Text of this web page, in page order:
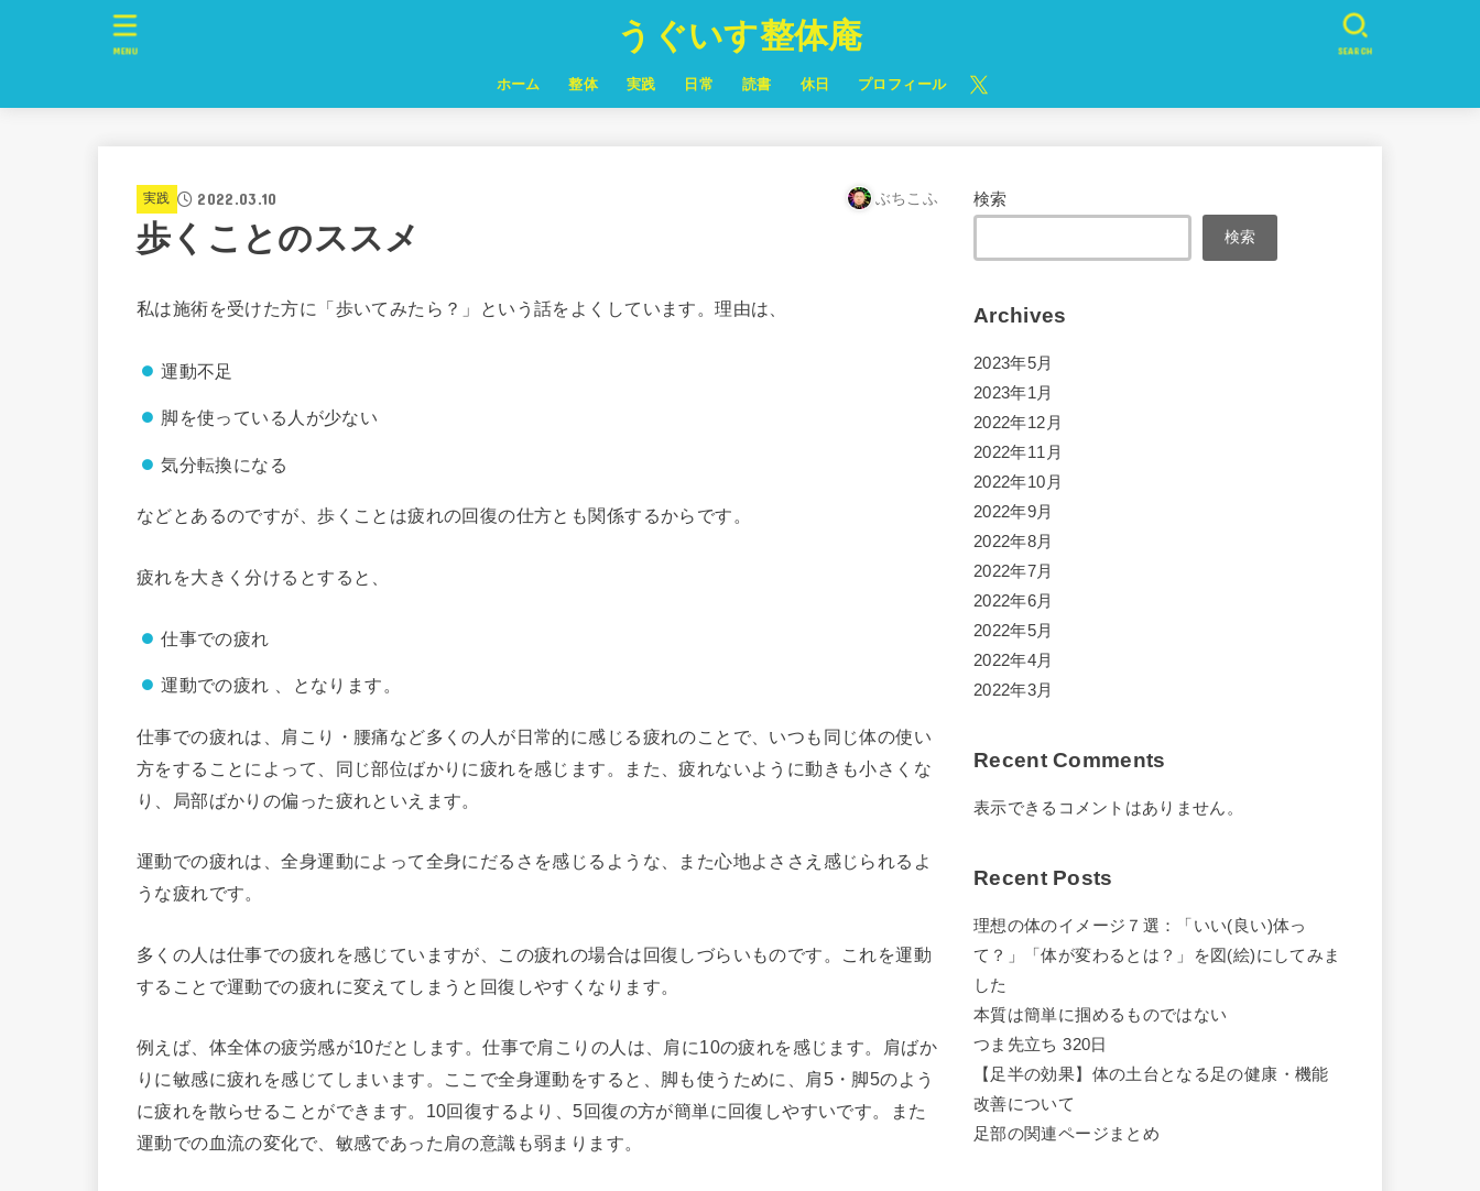
うぐいす整体庵
ホーム 整体 実践 日常 読書 休日 プロフィール
SEARCH
MENU
実践 2022.03.10 ぶちこふ
歩くことのススメ
私は施術を受けた方に「歩いてみたら？」という話をよくしています。理由は、
運動不足
脚を使っている人が少ない
気分転換になる
などとあるのですが、歩くことは疲れの回復の仕方とも関係するからです。
疲れを大きく分けるとすると、
仕事での疲れ
運動での疲れ 、となります。
仕事での疲れは、肩こり・腰痛など多くの人が日常的に感じる疲れのことで、いつも同じ体の使い
方をすることによって、同じ部位ばかりに疲れを感じます。また、疲れないように動きも小さくな
り、局部ばかりの偏った疲れといえます。
運動での疲れは、全身運動によって全身にだるさを感じるような、また心地よささえ感じられるよ
うな疲れです。
多くの人は仕事での疲れを感じていますが、この疲れの場合は回復しづらいものです。これを運動
することで運動での疲れに変えてしまうと回復しやすくなります。
例えば、体全体の疲労感が10だとします。仕事で肩こりの人は、肩に10の疲れを感じます。肩ばか
りに敏感に疲れを感じてしまいます。ここで全身運動をすると、脚も使うために、肩5・脚5のよう
に疲れを散らせることができます。10回復するより、5回復の方が簡単に回復しやすいです。また
運動での血流の変化で、敏感であった肩の意識も弱まります。
検索
検索
Archives
2023年5月
2023年1月
2022年12月
2022年11月
2022年10月
2022年9月
2022年8月
2022年7月
2022年6月
2022年5月
2022年4月
2022年3月
Recent Comments
表示できるコメントはありません。
Recent Posts
理想の体のイメージ７選：「いい(良い)体っ
て？」「体が変わるとは？」を図(絵)にしてみま
した
本質は簡単に掴めるものではない
つま先立ち 320日
【足半の効果】体の土台となる足の健康・機能
改善について
足部の関連ページまとめ